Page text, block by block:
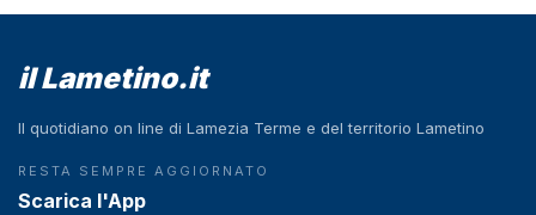
il Lametino.it
Il quotidiano on line di Lamezia Terme e del territorio Lametino
RESTA SEMPRE AGGIORNATO
Scarica l'App